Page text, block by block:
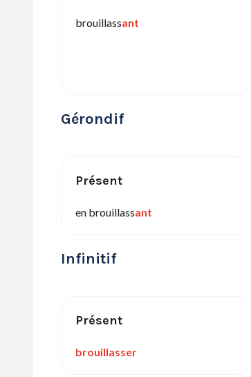
brouillassant
Gérondif
Présent
en brouillassant
Infinitif
Présent
brouillasser